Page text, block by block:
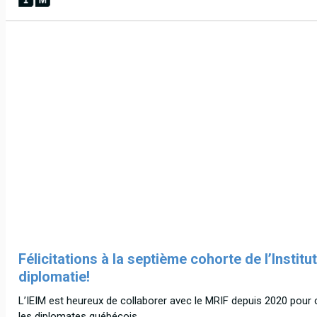
Félicitations à la septième cohorte de
diplomatie!
L’IEIM est heureux de collaborer avec le MRIF depuis 2020